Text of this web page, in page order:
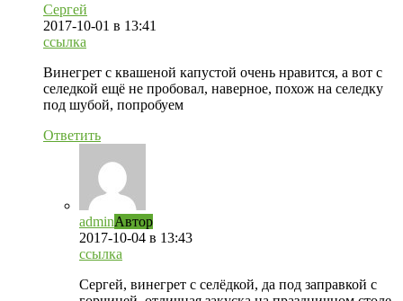
Сергей
2017-10-01 в 13:41
ссылка
Винегрет с квашеной капустой очень нравится, а вот с
селедкой ещё не пробовал, наверное, похож на селедку
под шубой, попробуем
Ответить
adminАвтор
2017-10-04 в 13:43
ссылка
Сергей, винегрет с селёдкой, да под заправкой с